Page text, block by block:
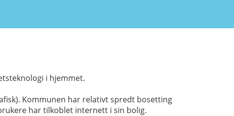
i hjemmet.
Kommunen har relativt spredt bosetting
har tilkoblet internett i sin bolig.